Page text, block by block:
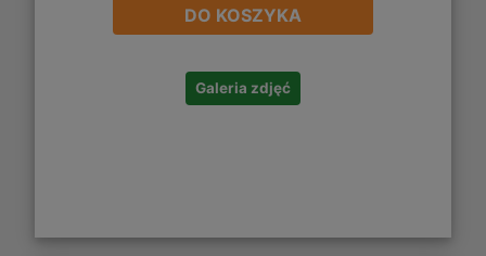
DO KOSZYKA
Galeria zdjęć